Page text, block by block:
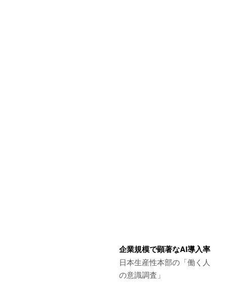
企業規模で顕著なAI導入率
日本生産性本部の「働く人
の意識調査」